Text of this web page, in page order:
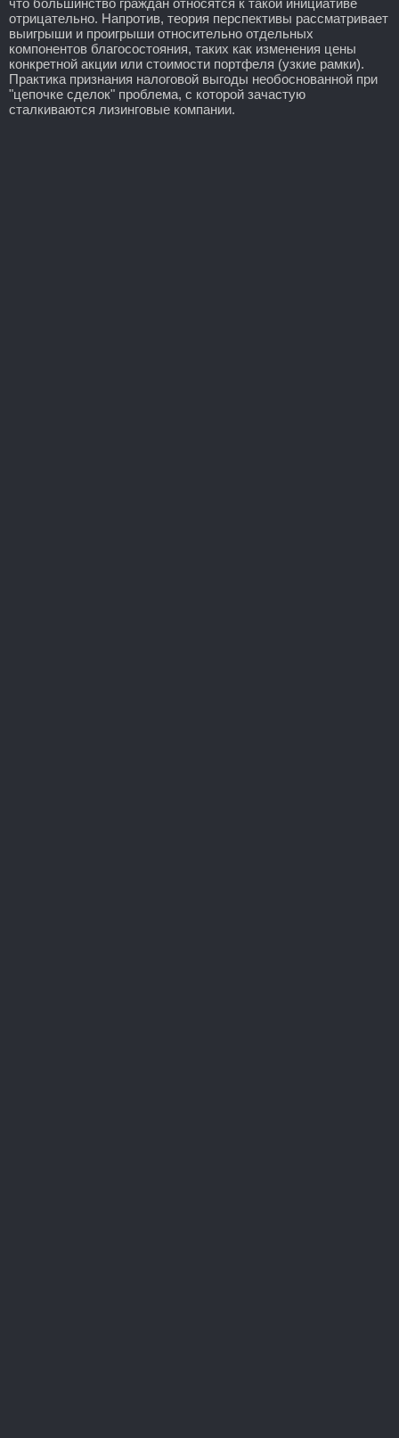
отрицательно. Напротив, теория перспективы рассматривает
выигрыши и проигрыши относительно отдельных
компонентов благосостояния, таких как изменения цены
конкретной акции или стоимости портфеля (узкие рамки).
Практика признания налоговой выгоды необоснованной при
"цепочке сделок" проблема, с которой зачастую
сталкиваются лизинговые компании.